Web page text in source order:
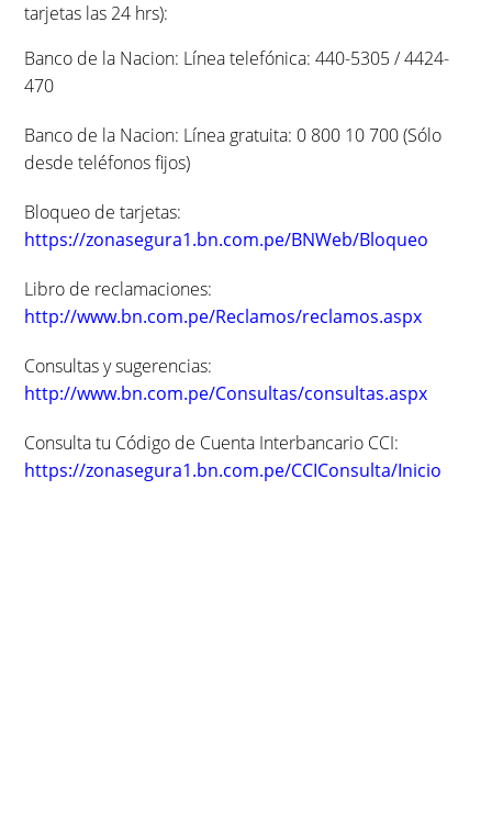
tarjetas las 24 hrs):
Banco de la Nacion: Línea telefónica: 440-5305 / 4424-
470
Banco de la Nacion: Línea gratuita: 0 800 10 700 (Sólo
desde teléfonos fijos)
Bloqueo de tarjetas:
https://zonasegura1.bn.com.pe/BNWeb/Bloqueo
Libro de reclamaciones:
http://www.bn.com.pe/Reclamos/reclamos.aspx
Consultas y sugerencias:
http://www.bn.com.pe/Consultas/consultas.aspx
Consulta tu Código de Cuenta Interbancario CCI:
https://zonasegura1.bn.com.pe/CCIConsulta/Inicio